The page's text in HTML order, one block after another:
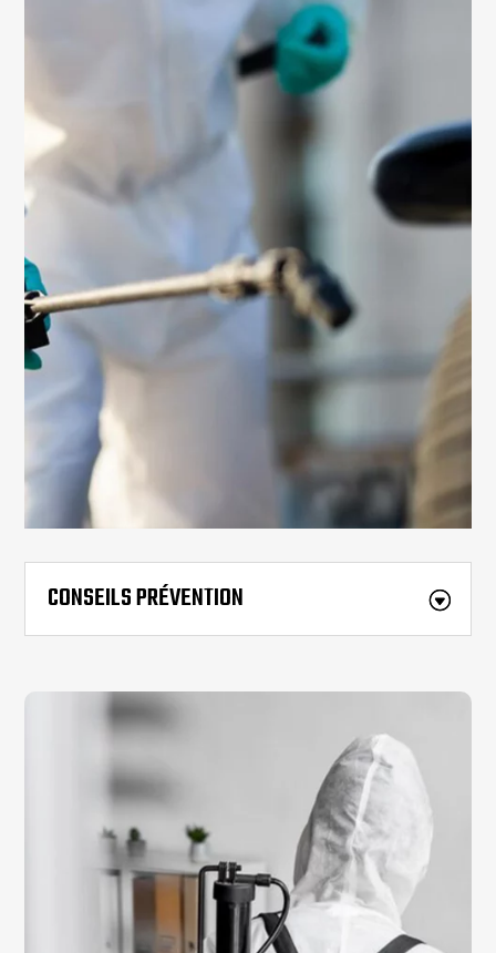
CONSEILS PRÉVENTION